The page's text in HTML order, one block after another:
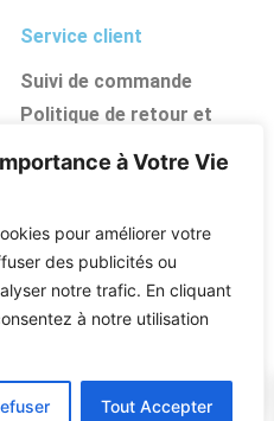
à Votre Vie
pour améliorer votre
des publicités ou
notre trafic. En cliquant
à notre utilisation
Tout Accepter
Service client
Suivi de commande
Politique de retour et
FAQ